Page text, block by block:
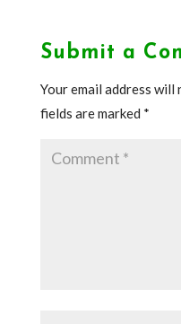
Submit a
Your email address will
fields are marked *